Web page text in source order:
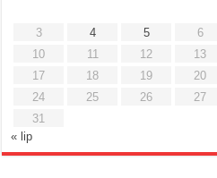
3
4 5 6
10
11 12 13
17
18 19 20
24
25 26 27
31
« lip